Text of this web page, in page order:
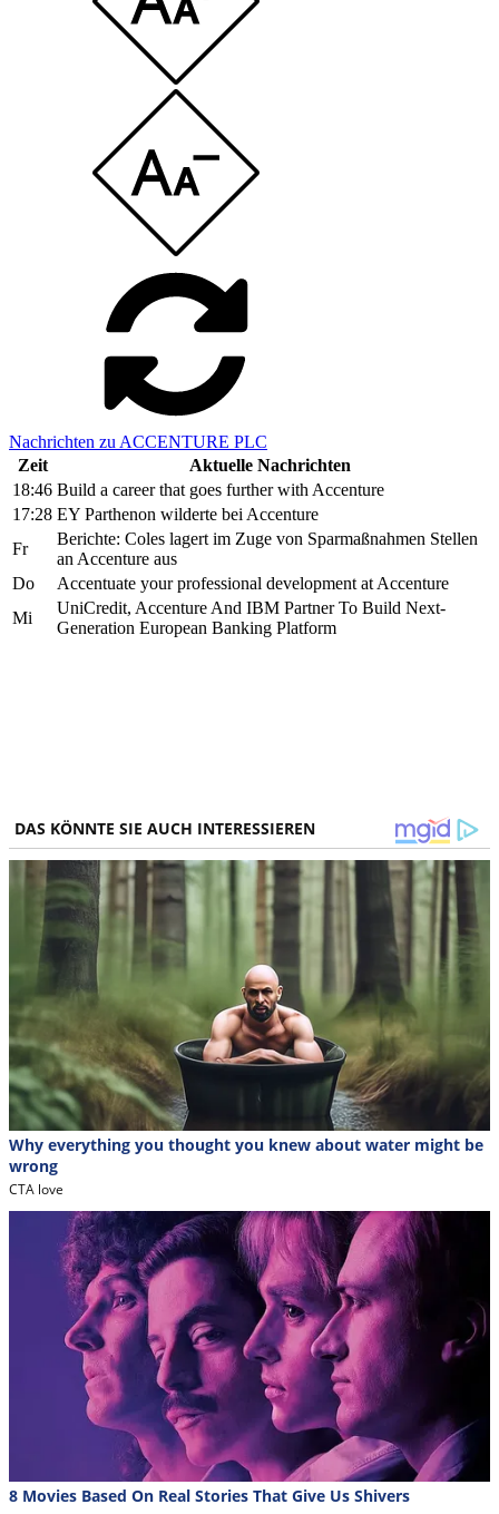
Nachrichten zu ACCENTURE PLC
Zeit
Aktuelle Nachrichten
18:46 Build a career that goes further with Accenture
17:28 EY Parthenon wilderte bei Accenture
Fr
Berichte: Coles lagert im Zuge von Sparmaßnahmen Stellen
an Accenture aus
Do
Accentuate your professional development at Accenture
Mi
UniCredit, Accenture And IBM Partner To Build Next-
Generation European Banking Platform